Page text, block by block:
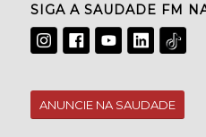
SIGA A SAUDADE FM
ANUNCIE NA SAUDADE